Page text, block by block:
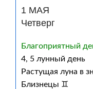
1 МАЯ
Четверг
Благоприятный
4, 5 лунный день
Растущая луна в
Близнецы ♊